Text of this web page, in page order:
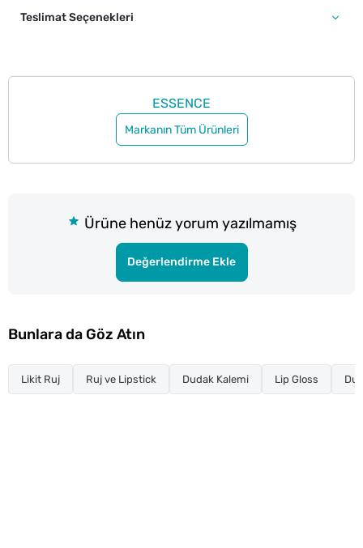
Teslimat Seçenekleri
ESSENCE
Markanın Tüm Ürünleri
Ürüne henüz yorum yazılmamış
Değerlendirme Ekle
Bunlara da Göz Atın
Likit Ruj Ruj ve Lipstick Dudak Kalemi Lip Gloss